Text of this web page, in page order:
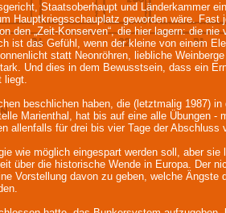
Staatsoberhaupt und Länderkammer
Hauptkriegsschauplatz geworden wäre. Fast
den „Zeit-Konserven“, die hier lagern: die
ist das Gefühl, wenn der kleine von einem
statt Neonröhren, liebliche
Und dies in dem Bewusstsein, dass ein
liegt.
beschlichen haben, die (letztmalig 1987)
Marienthal, hat bis auf eine alle Übungen -
allenfalls für drei bis vier Tage der
wie möglich eingespart werden soll, aber
über die historische Wende in Europa. Der
Vorstellung davon zu geben, welche